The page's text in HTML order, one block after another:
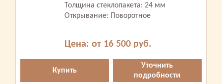
Толщина стеклопакета: 24 мм
Открывание: Поворотное
Цена: от 16 500 руб.
Купить
Уточнить
подробности